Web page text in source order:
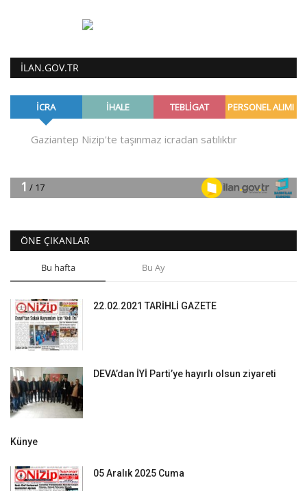
ILAN.GOV.TR
ÖNE ÇIKANLAR
Bu hafta Bu Ay
22.02.2021 TARİHLİ GAZETE
DEVA’dan İYİ Parti’ye hayırlı olsun ziyareti
Künye
05 Aralık 2025 Cuma